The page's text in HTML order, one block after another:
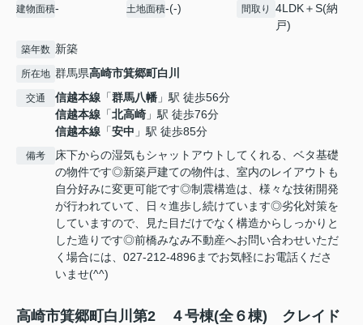
建物面積- 土地面積-(-) 間取り
4LDK＋S(納
戸)
築年数 新築
所在地 群馬県高崎市箕郷町白川
交通 信越本線 「群馬八幡 」駅 徒歩56分
信越本線 「北高崎 」駅 徒歩76分
信越本線 「安中 」駅 徒歩85分
備考
床下からの湿気もシャットアウトしてくれる、ベタ基礎
の物件です◎新築戸建ての物件は、室内のレイアウトも
自分好みに変更可能です◎制震構造は、様々な技術開発
が行われていて、日々進歩し続けています◎劣化対策を
していますので、見た目だけでなく構造からしっかりと
した造りです◎前橋みなみ不動産へお問い合わせいただ
く場合には、027-212-4896までお気軽にお電話くださ
いませ(^^)
高崎市箕郷町白川第2 ４号棟(全６棟) クレイド